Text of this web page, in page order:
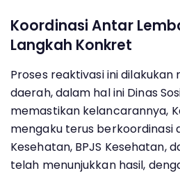
Koordinasi Antar
Langkah Konkret
Proses reaktivasi ini
daerah, dalam hal ini Dinas
memastikan kelancarannya,
mengaku terus berkoordinasi
Kesehatan, BPJS Kesehatan,
telah menunjukkan hasil,